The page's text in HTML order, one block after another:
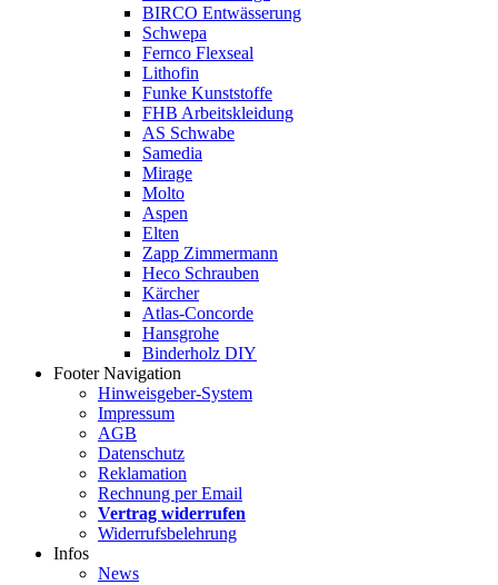
BIRCO Entwässerung
Schwepa
Fernco Flexseal
Lithofin
Funke Kunststoffe
FHB Arbeitskleidung
AS Schwabe
Samedia
Mirage
Molto
Aspen
Elten
Zapp Zimmermann
Heco Schrauben
Kärcher
Atlas-Concorde
Hansgrohe
Binderholz DIY
Footer Navigation
Hinweisgeber-System
Impressum
AGB
Datenschutz
Reklamation
Rechnung per Email
Vertrag widerrufen
Widerrufsbelehrung
Infos
News